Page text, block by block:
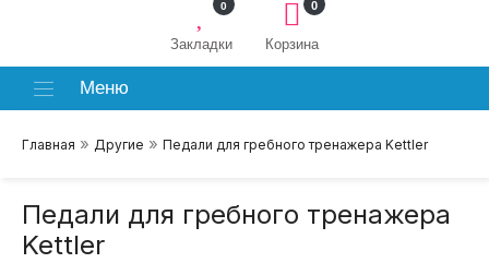
Закладки
0
Корзина
0
Меню
Главная » Другие » Педали для гребного тренажера Kettler
Педали для гребного тренажера
Kettler